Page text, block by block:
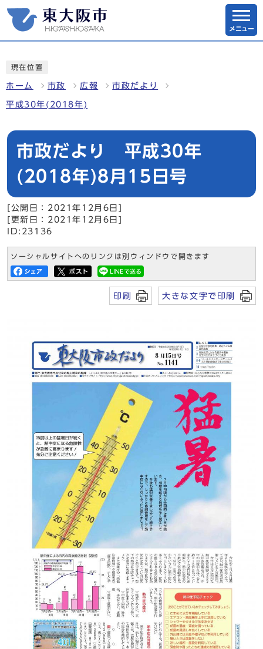
メニュー
現在位置
ホーム 市政 広報 市政だより
平成30年(2018年)
市政だより 平成30年
(2018年)8月15日号
[公開日：2021年12月6日]
[更新日：2021年12月6日]
ID:23136
ソーシャルサイトへのリンクは別ウィンドウで開きます
印刷 大きな文字で印刷